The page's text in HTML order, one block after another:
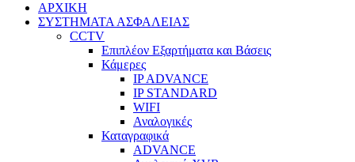
ΑΡΧΙΚΗ
ΣΥΣΤΗΜΑΤΑ ΑΣΦΑΛΕΙΑΣ
CCTV
Επιπλέον Εξαρτήματα και Βάσεις
Κάμερες
IP ADVANCE
IP STANDARD
WIFI
Αναλογικές
Καταγραφικά
ADVANCE